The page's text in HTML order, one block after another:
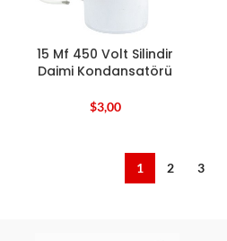
15 Mf 450 Volt Silindir
Daimi Kondansatörü
$3,00
1 2 3